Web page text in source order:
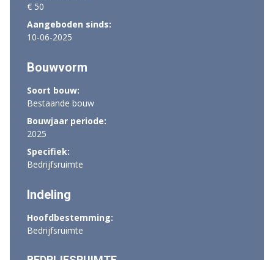
€ 50
Aangeboden sinds:
10-06-2025
Bouwvorm
Soort bouw:
Bestaande bouw
Bouwjaar periode:
2025
Specifiek:
Bedrijfsruimte
Indeling
Hoofdbestemming:
Bedrijfsruimte